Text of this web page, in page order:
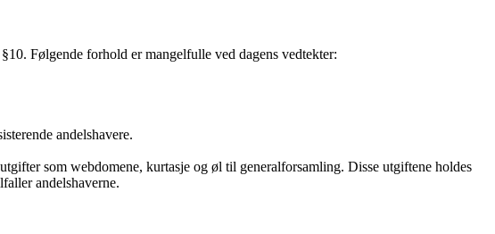
Følgende forhold er mangelfulle ved dagens vedtekter:
andelshavere.
som webdomene, kurtasje og øl til generalforsamling. Disse utgiftene holdes
andelshaverne.